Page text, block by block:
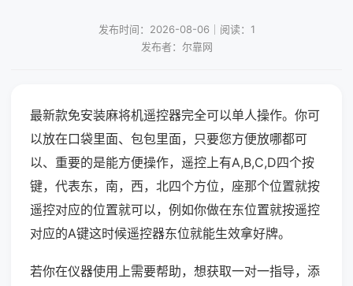
发布时间：2026-08-06｜阅读：1
发布者：尔靠网
最新款免安装麻将机遥控器完全可以单人操作。你可
以放在口袋里面、包包里面，只要您方便放哪都可
以、重要的是能方便操作，遥控上有A,B,C,D四个按
键，代表东，南，西，北四个方位，座那个位置就按
遥控对应的位置就可以，例如你做在东位置就按遥控
对应的A键这时候遥控器东位就能生效拿好牌。
若你在仪器使用上需要帮助，想获取一对一指导，添